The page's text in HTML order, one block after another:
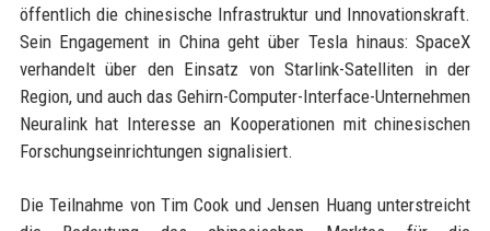
öffentlich die chinesische Infrastruktur und Innovationskraft.
Sein Engagement in China geht über Tesla hinaus: SpaceX
verhandelt über den Einsatz von Starlink-Satelliten in der
Region, und auch das Gehirn-Computer-Interface-Unternehmen
Neuralink hat Interesse an Kooperationen mit chinesischen
Forschungseinrichtungen signalisiert.
Die Teilnahme von Tim Cook und Jensen Huang unterstreicht